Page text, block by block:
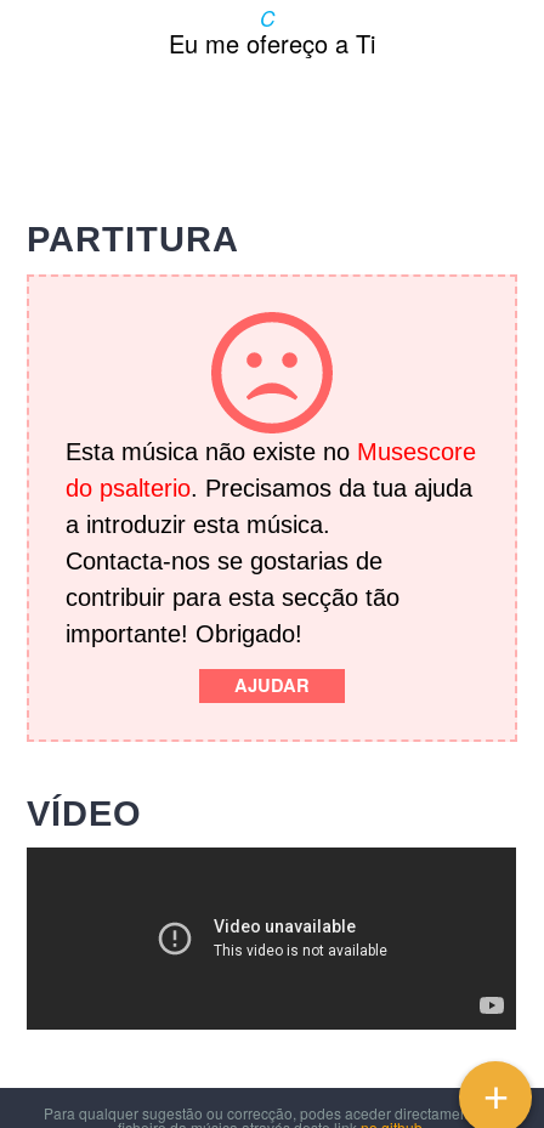
Eu me o
C
fereço a Ti
PARTITURA
Esta música não existe no Musescore
do psalterio. Precisamos da tua ajuda
a introduzir esta música.
Contacta-nos se gostarias de
contribuir para esta secção tão
importante! Obrigado!
AJUDAR
VÍDEO
+
Para qualquer sugestão ou correcção, podes aceder directamente ao